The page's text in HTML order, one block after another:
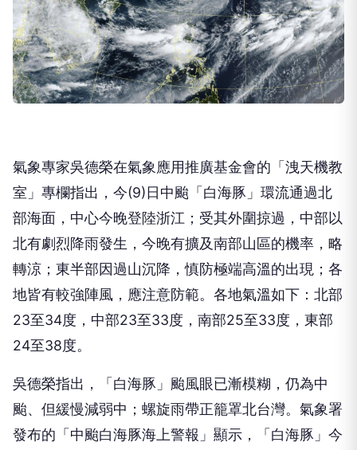
氣象專家吳德榮在氣象應用推廣基金會的「洩天機教
室」專欄指出，今(9)日中颱「白海豚」環流通過北
部海面，中心今晚登陸浙江；受其外圍掠過，中部以
北有劇烈降雨發生，今晚有擴及南部山區的機率，略
轉涼；東半部因過山沉降，慎防極端高溫的出現；各
地皆有較強陣風，應注意防範。各地氣溫如下：北部
23至34度，中部23至33度，南部25至33度，東部
24至38度。
吳德榮指出，「白海豚」颱風眼已漸模糊，仍為中
颱、但緩慢減弱中；螺旋雨帶正籠罩北台灣。氣象署
發布的「中颱白海豚海上警報」顯示，「白海豚」今